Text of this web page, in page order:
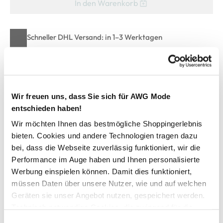
Wir freuen uns, dass Sie sich für AWG Mode
entschieden haben!
Wir möchten Ihnen das bestmögliche Shoppingerlebnis
bieten. Cookies und andere Technologien tragen dazu
bei, dass die Webseite zuverlässig funktioniert, wir die
Performance im Auge haben und Ihnen personalisierte
Werbung einspielen können. Damit dies funktioniert,
müssen Daten über unsere Nutzer, wie und auf welchen
Geräten sie unser Angebot nutzen, gespeichert werden.
In den Warenkorb
Schneller DHL Versand: in 1–3 Werktagen
Kostenfreie Rücksendung innerhalb 14 Tage
Zur Wunschliste hinzufügen
Damen T-Shirt mit Rundhalsausschnitt
Trageangenehmes T-Shirt von IX-O
Runder Ausschnitt
Locker, legerer Schnitt